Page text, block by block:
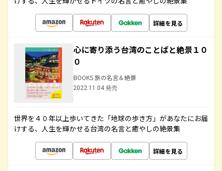
詳細を見る
心に寄り添う台湾のことばと絶景１０
０
BOOKS 旅の名言＆絶景
2022.11.04 発売
世界を４０年以上歩いてきた「地球の歩き方」があなたにお届
けする、人生を輝かせる台湾の名言と癒やしの絶景集
詳細を見る